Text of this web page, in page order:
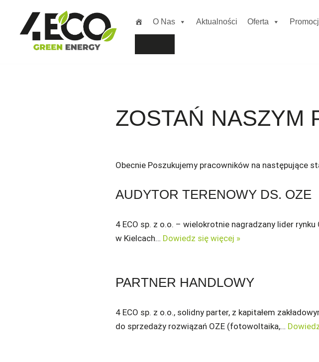
Przejdź
O Nas Aktualności Oferta
ZOSTAŃ NASZYM
Obecnie Poszukujemy pracowników na następujące
AUDYTOR TERENOWY DS. OZE
4 ECO sp. z o.o. – wielokrotnie nagradzany lider rynku
w Kielcach… Dowiedz się więcej »
PARTNER HANDLOWY
4 ECO sp. z o.o., solidny parter, z kapitałem
do sprzedaży rozwiązań OZE (fotowoltaika,…